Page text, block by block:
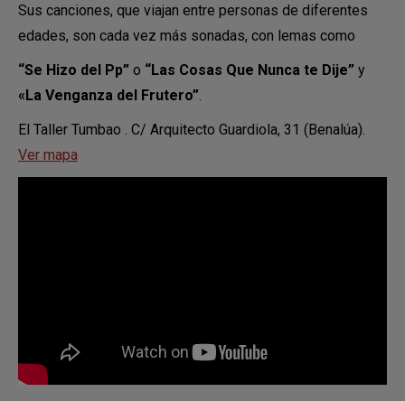
Sus canciones, que viajan entre personas de diferentes
edades, son cada vez más sonadas, con lemas como
“Se Hizo del Pp” o “Las Cosas Que Nunca te Dije” y
«La Venganza del Frutero”.
El Taller Tumbao . C/ Arquitecto Guardiola, 31 (Benalúa).
Ver mapa